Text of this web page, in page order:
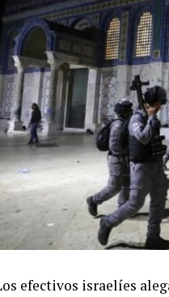
efectivos israelíes